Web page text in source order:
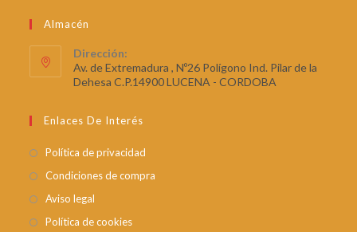
Almacén
Dirección:
Av. de Extremadura , Nº26 Polígono Ind. Pilar de la
Dehesa C.P.14900 LUCENA - CORDOBA
Enlaces De Interés
Política de privacidad
Condiciones de compra
Aviso legal
Política de cookies